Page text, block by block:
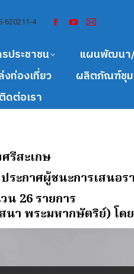
620211-4
ประชาชน
แผนพัฒนา
งท่องเที่ยว ผลิตภัณฑ์ชุ
ติดต่อเรา
รีสะเกษ
ระกาศผู้ชนะการเสนอร
26 รายการ
า พระมหากษัตริย์) โดย